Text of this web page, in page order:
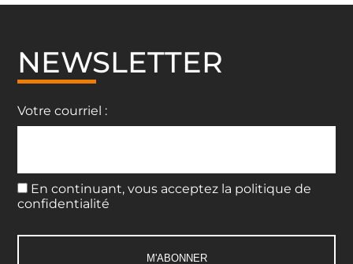
NEWSLETTER
Votre courriel :
En continuant, vous acceptez la politique de
confidentialité